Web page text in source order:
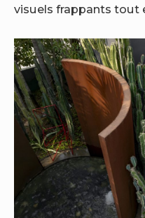
visuels frappants tout